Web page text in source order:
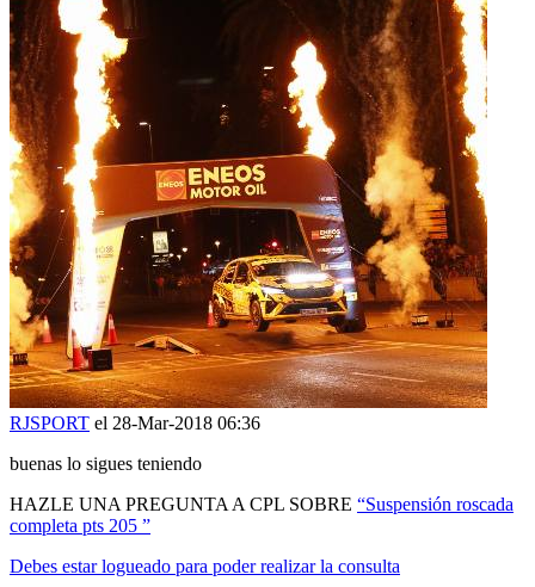
RJSPORT el 28-Mar-2018 06:36
buenas lo sigues teniendo
HAZLE UNA PREGUNTA A CPL SOBRE “Suspensión roscada
completa pts 205 ”
Debes estar logueado para poder realizar la consulta